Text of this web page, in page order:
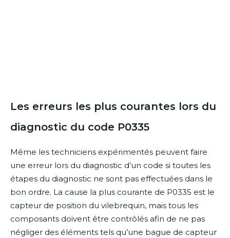
Les erreurs les plus courantes lors du
diagnostic du code P0335
Même les techniciens expérimentés peuvent faire
une erreur lors du diagnostic d’un code si toutes les
étapes du diagnostic ne sont pas effectuées dans le
bon ordre. La cause la plus courante de P0335 est le
capteur de position du vilebrequin, mais tous les
composants doivent être contrôlés afin de ne pas
négliger des éléments tels qu’une bague de capteur